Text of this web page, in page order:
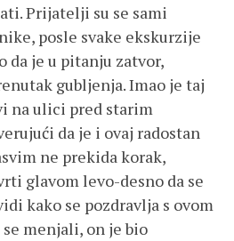
Prijatelji su se sami
posle svake ekskurzije
da je u pitanju zatvor,
gubljenja. Imao je taj
na ulici pred starim
da je i ovaj radostan
ne prekida korak,
glavom levo-desno da se
kako se pozdravlja s ovom
menjali, on je bio